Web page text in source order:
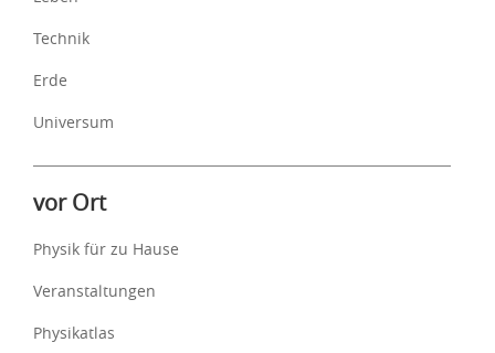
Technik
Erde
Universum
vor Ort
Physik für zu Hause
Veranstaltungen
Physikatlas